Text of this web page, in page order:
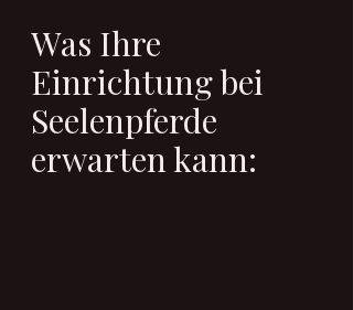
Was Ihre
Einrichtung bei
Seelenpferde
erwarten kann: